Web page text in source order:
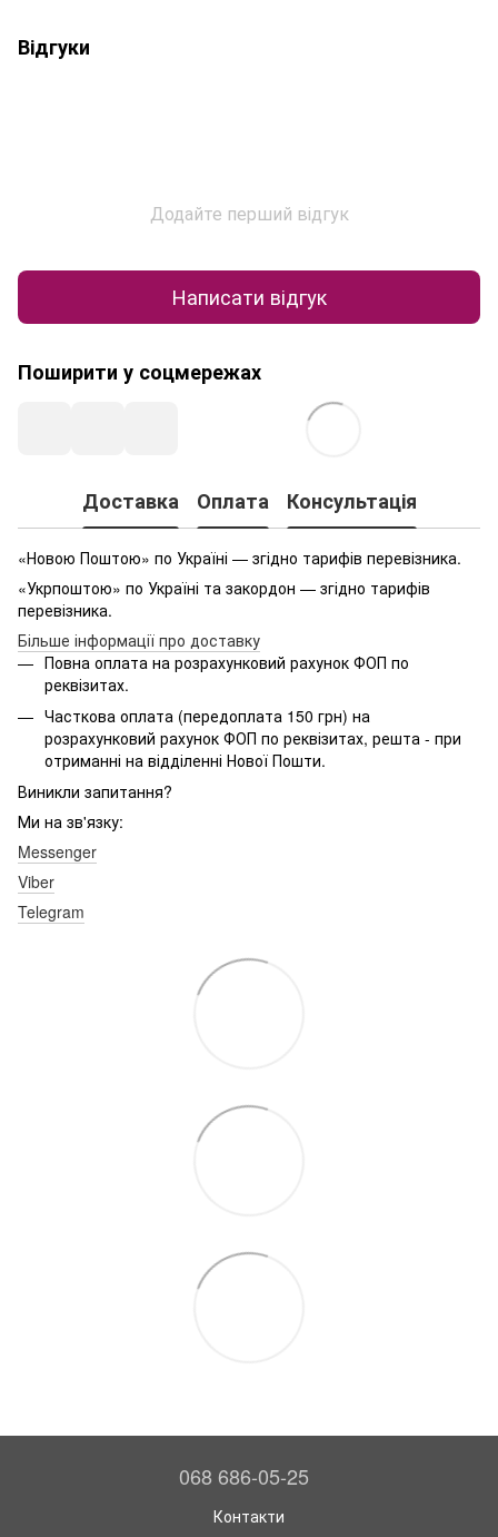
Відгуки
Додайте перший відгук
Написати відгук
Поширити у соцмережах
Доставка Оплата Консультація
«Новою Поштою» по Україні — згідно тарифів перевізника.
«Укрпоштою» по Україні та закордон — згідно тарифів
перевізника.
Більше інформації про доставку
Повна оплата на розрахунковий рахунок ФОП по
реквізитах.
Часткова оплата (передоплата 150 грн) на
розрахунковий рахунок ФОП по реквізитах, решта - при
отриманні на відділенні Нової Пошти.
Виникли запитання?
Ми на зв'язку:
Messenger
Viber
Telegram
068 686-05-25
Контакти